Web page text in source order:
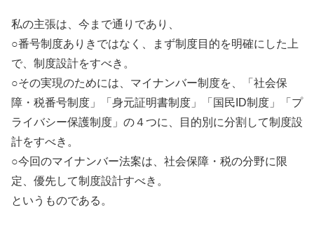
私の主張は、今まで通りであり、
○番号制度ありきではなく、まず制度目的を明確にした上
で、制度設計をすべき。
○その実現のためには、マイナンバー制度を、「社会保
障・税番号制度」「身元証明書制度」「国民ID制度」「プ
ライバシー保護制度」の４つに、目的別に分割して制度設
計をすべき。
○今回のマイナンバー法案は、社会保障・税の分野に限
定、優先して制度設計すべき。
というものである。